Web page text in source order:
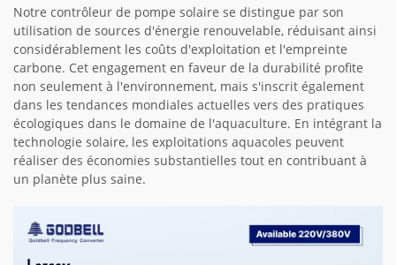
Notre contrôleur de pompe solaire se distingue par son
utilisation de sources d'énergie renouvelable, réduisant ainsi
considérablement les coûts d'exploitation et l'empreinte
carbone. Cet engagement en faveur de la durabilité profite
non seulement à l'environnement, mais s'inscrit également
dans les tendances mondiales actuelles vers des pratiques
écologiques dans le domaine de l'aquaculture. En intégrant la
technologie solaire, les exploitations aquacoles peuvent
réaliser des économies substantielles tout en contribuant à
un planète plus saine.